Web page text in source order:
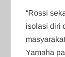
“Rossi
isolasi diri
Yamaha